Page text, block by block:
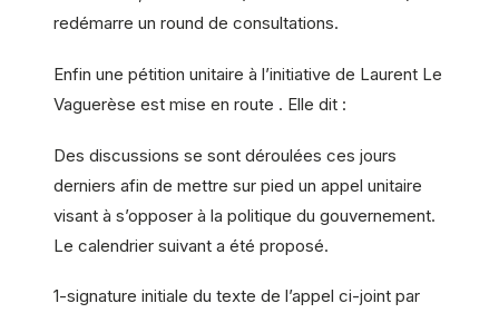
redémarre un round de consultations.
Enfin une pétition unitaire à l’initiative de Laurent Le
Vaguerèse est mise en route . Elle dit :
Des discussions se sont déroulées ces jours
derniers afin de mettre sur pied un appel unitaire
visant à s’opposer à la politique du gouvernement.
Le calendrier suivant a été proposé.
1-signature initiale du texte de l’appel ci-joint par